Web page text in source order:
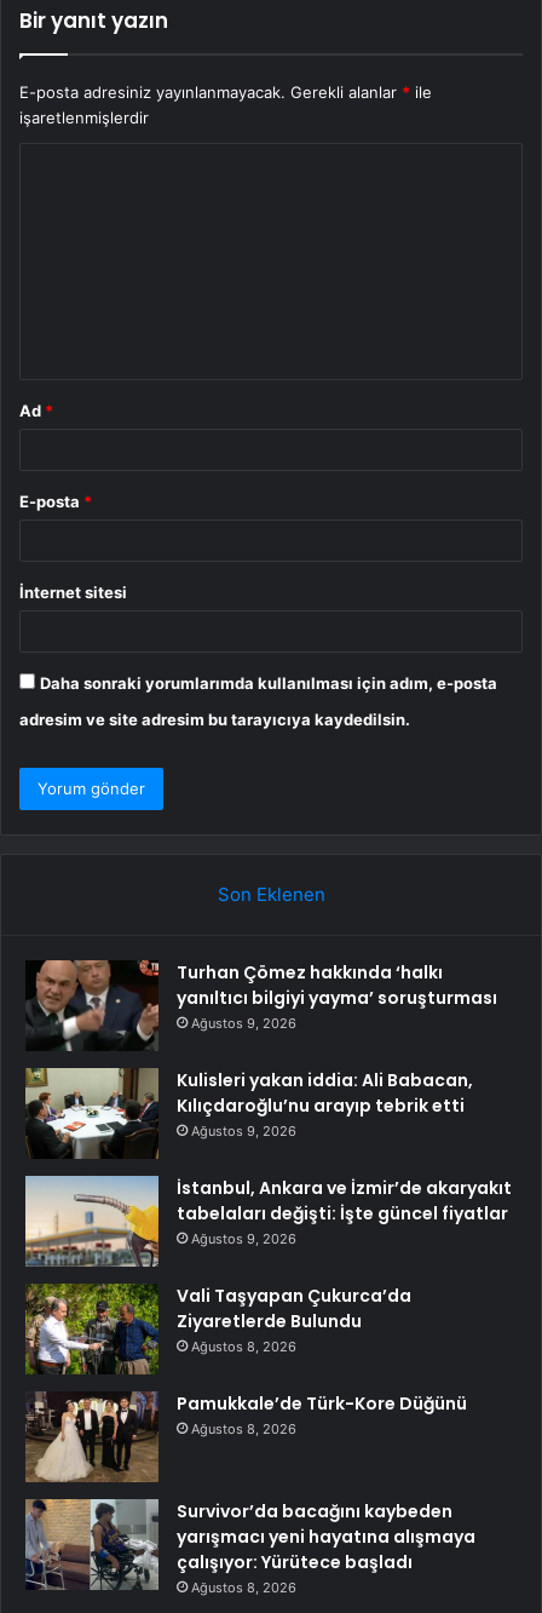
Bir yanıt yazın
E-posta adresiniz yayınlanmayacak. Gerekli alanlar * ile
işaretlenmişlerdir
Ad *
E-posta *
İnternet sitesi
Daha sonraki yorumlarımda kullanılması için adım, e-posta
adresim ve site adresim bu tarayıcıya kaydedilsin.
Son Eklenen
Turhan Çömez hakkında ‘halkı
yanıltıcı bilgiyi yayma’ soruşturması
Ağustos 9, 2026
Kulisleri yakan iddia: Ali Babacan,
Kılıçdaroğlu’nu arayıp tebrik etti
Ağustos 9, 2026
İstanbul, Ankara ve İzmir’de akaryakıt
tabelaları değişti: İşte güncel fiyatlar
Ağustos 9, 2026
Vali Taşyapan Çukurca’da
Ziyaretlerde Bulundu
Ağustos 8, 2026
Pamukkale’de Türk-Kore Düğünü
Ağustos 8, 2026
Survivor’da bacağını kaybeden
yarışmacı yeni hayatına alışmaya
çalışıyor: Yürütece başladı
Ağustos 8, 2026